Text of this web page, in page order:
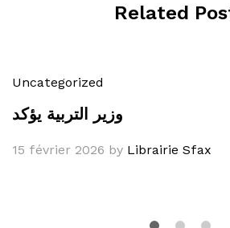
Related
Uncategorized
وزير التربية يؤكد
15 février 2026 by Librairie Sfax